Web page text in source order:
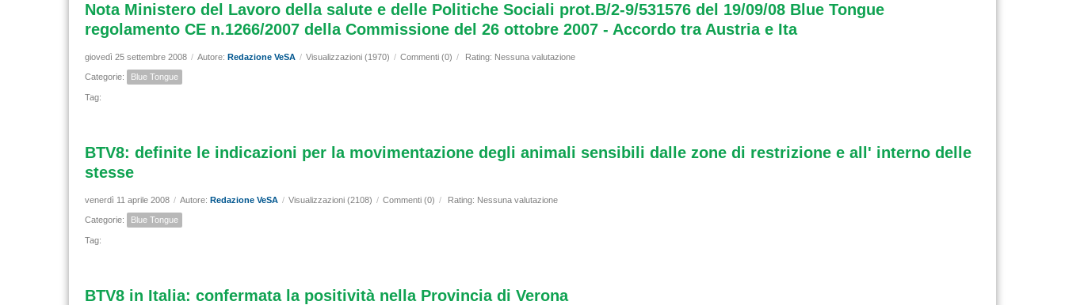
Nota Ministero del Lavoro della salute e delle Politiche Sociali prot.B/2-9/531576 del 19/09/08 Blue Tongue
regolamento CE n.1266/2007 della Commissione del 26 ottobre 2007 - Accordo tra Austria e Ita
giovedì 25 settembre 2008 / Autore: Redazione VeSA / Visualizzazioni (1970) / Commenti (0) / Rating: Nessuna valutazione
Categorie: Blue Tongue
Tag:
BTV8: definite le indicazioni per la movimentazione degli animali sensibili dalle zone di restrizione e all' interno delle
stesse
venerdì 11 aprile 2008 / Autore: Redazione VeSA / Visualizzazioni (2108) / Commenti (0) / Rating: Nessuna valutazione
Categorie: Blue Tongue
Tag:
BTV8 in Italia: confermata la positività nella Provincia di Verona